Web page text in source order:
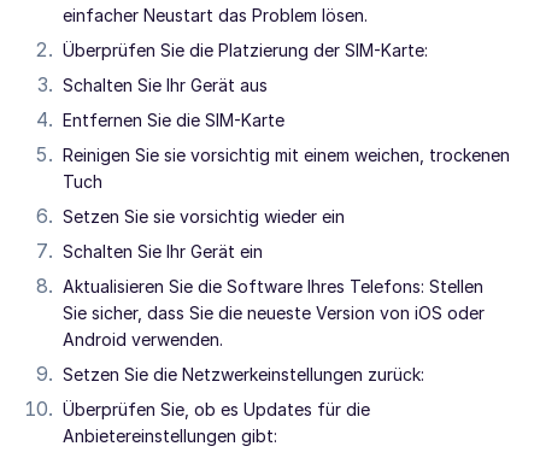
einfacher Neustart das Problem lösen.
Überprüfen Sie die Platzierung der SIM-Karte:
Schalten Sie Ihr Gerät aus
Entfernen Sie die SIM-Karte
Reinigen Sie sie vorsichtig mit einem weichen, trockenen
Tuch
Setzen Sie sie vorsichtig wieder ein
Schalten Sie Ihr Gerät ein
Aktualisieren Sie die Software Ihres Telefons: Stellen
Sie sicher, dass Sie die neueste Version von iOS oder
Android verwenden.
Setzen Sie die Netzwerkeinstellungen zurück:
Überprüfen Sie, ob es Updates für die
Anbietereinstellungen gibt: